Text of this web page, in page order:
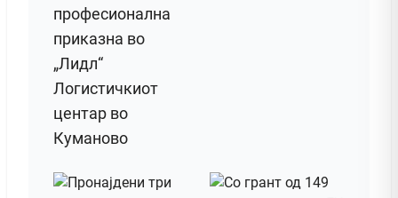
професионална
приказна во
„Лидл“
Логистичкиот
центар во
Куманово